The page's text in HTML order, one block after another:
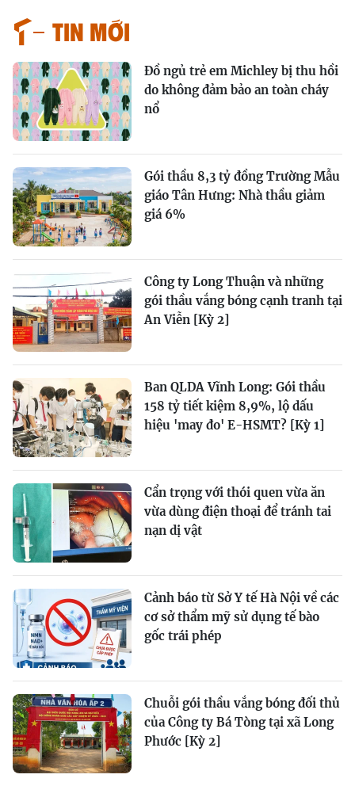
Tin mới
Đồ ngủ trẻ em Michley bị thu hồi
do không đảm bảo an toàn cháy
nổ
Gói thầu 8,3 tỷ đồng Trường Mẫu
giáo Tân Hưng: Nhà thầu giảm
giá 6%
Công ty Long Thuận và những
gói thầu vắng bóng cạnh tranh tại
An Viễn [Kỳ 2]
Ban QLDA Vĩnh Long: Gói thầu
158 tỷ tiết kiệm 8,9%, lộ dấu
hiệu 'may đo' E-HSMT? [Kỳ 1]
Cẩn trọng với thói quen vừa ăn
vừa dùng điện thoại để tránh tai
nạn dị vật
Cảnh báo từ Sở Y tế Hà Nội về các
cơ sở thẩm mỹ sử dụng tế bào
gốc trái phép
Chuỗi gói thầu vắng bóng đối thủ
của Công ty Bá Tòng tại xã Long
Phước [Kỳ 2]